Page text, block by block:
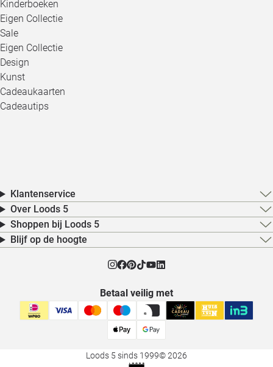
Kinderboeken
Eigen Collectie
Sale
Eigen Collectie
Design
Kunst
Cadeaukaarten
Cadeautips
Klantenservice
Over Loods 5
Shoppen bij Loods 5
Blijf op de hoogte
Betaal veilig met
Loods 5 sinds 1999© 2026